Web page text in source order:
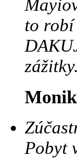
to robí
Pobyt